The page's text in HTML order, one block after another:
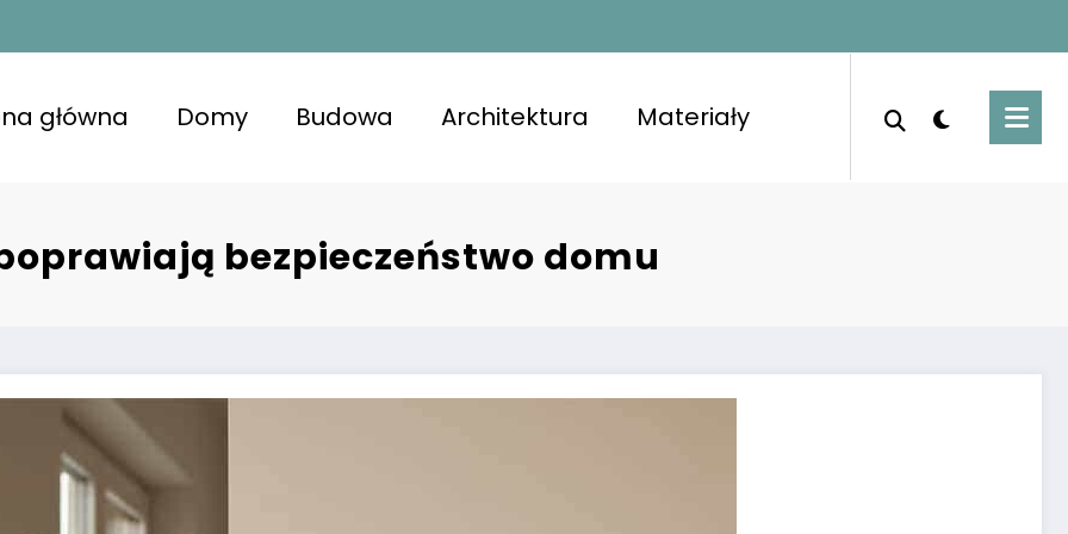
przestrzeń z lśniącymi powierzchniami, uporządkowanymi pomieszczeniami i świeżym
główna Domy Budowa Architektura Materiały
bezpieczeństwo domu